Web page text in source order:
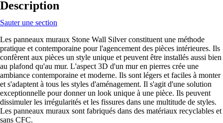
Description
Sauter une section
Les panneaux muraux Stone Wall Silver constituent une méthode
pratique et contemporaine pour l'agencement des pièces intérieures. Ils
confèrent aux pièces un style unique et peuvent être installés aussi bien
au plafond qu'au mur. L'aspect 3D d'un mur en pierres crée une
ambiance contemporaine et moderne. Ils sont légers et faciles à monter
et s'adaptent à tous les styles d'aménagement. Il s'agit d'une solution
exceptionnelle pour donner un look unique à une pièce. Ils peuvent
dissimuler les irrégularités et les fissures dans une multitude de styles.
Les panneaux muraux sont fabriqués dans des matériaux recyclables et
sans CFC.